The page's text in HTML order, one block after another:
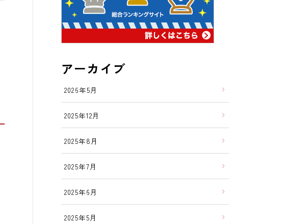
アーカイブ
2026年5月
2025年12月
2025年8月
2025年7月
2025年6月
2025年5月